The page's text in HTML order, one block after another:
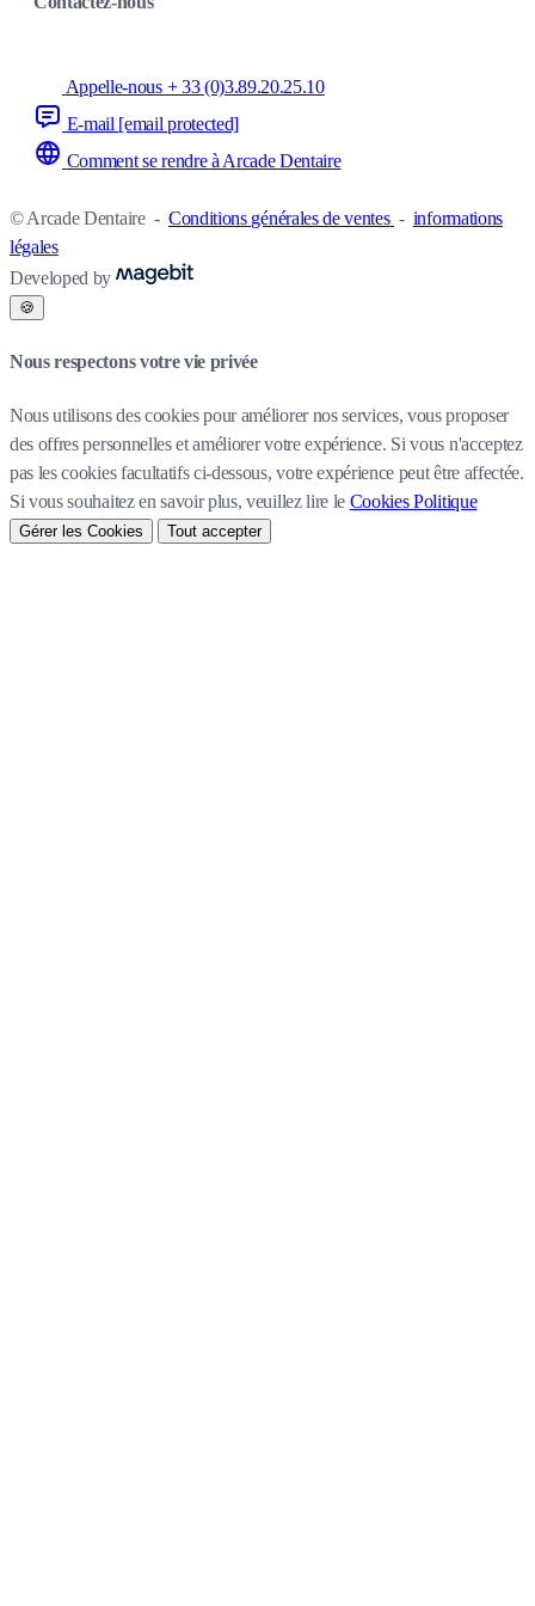
Appelle-nous + 33 (0)3.89.20.25.10
E-mail [email protected]
Comment se rendre à Arcade Dentaire
© Arcade Dentaire - Conditions générales de ventes - informations
légales
Developed by
🍪
Nous respectons votre vie privée
Nous utilisons des cookies pour améliorer nos services, vous proposer
des offres personnelles et améliorer votre expérience. Si vous n'acceptez
pas les cookies facultatifs ci-dessous, votre expérience peut être affectée.
Si vous souhaitez en savoir plus, veuillez lire le Cookies Politique
Gérer les Cookies Tout accepter